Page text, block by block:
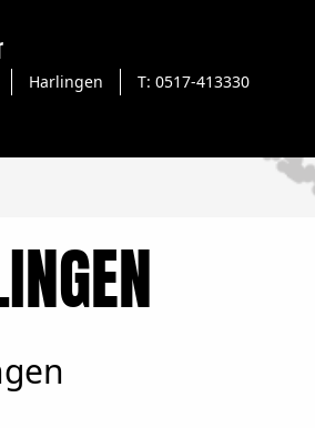
Harlingen T: 0517-413330